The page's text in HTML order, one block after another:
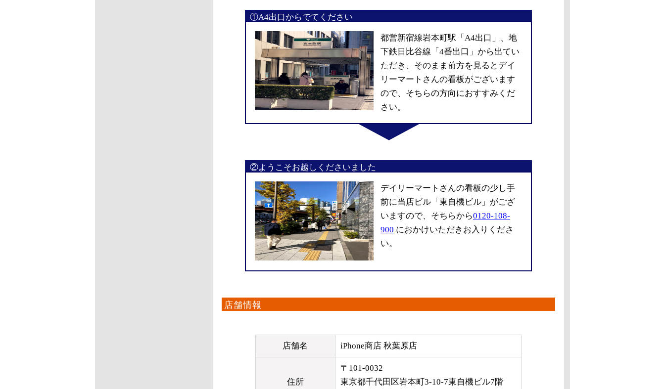
①A4出口からでてください
都営新宿線岩本町駅「A4出口」、地
下鉄日比谷線「4番出口」から出てい
ただき、そのまま前方を見るとデイ
リーマートさんの看板がございます
ので、そちらの方向におすすみくだ
さい。
②ようこそお越しくださいました
デイリーマートさんの看板の少し手
前に当店ビル「東自機ビル」がござ
いますので、そちらから0120-108-
900 におかけいただきお入りくださ
い。
店舗情報
店舗名 iPhone商店 秋葉原店
住所
〒101-0032
東京都千代田区岩本町3-10-7東自機ビル7階